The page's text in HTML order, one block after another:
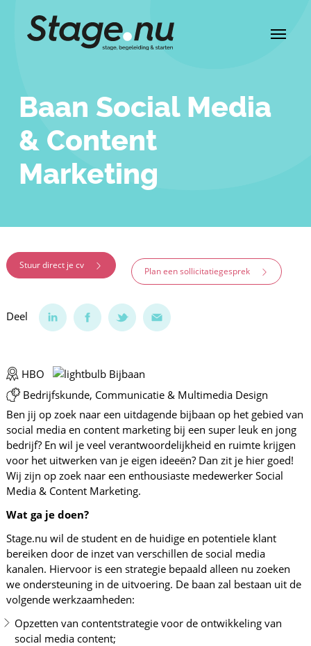
Baan Social Media
& Content
Marketing
Stuur direct je cv
Plan een sollicitatiegesprek
Deel
HBO
Bijbaan
Bedrijfskunde, Communicatie & Multimedia Design
Ben jij op zoek naar een uitdagende bijbaan op het gebied van
social media en content marketing bij een super leuk en jong
bedrijf? En wil je veel verantwoordelijkheid en ruimte krijgen
voor het uitwerken van je eigen ideeën? Dan zit je hier goed!
Wij zijn op zoek naar een enthousiaste medewerker Social
Media & Content Marketing.
Wat ga je doen?
Stage.nu wil de student en de huidige en potentiele klant
bereiken door de inzet van verschillen de social media
kanalen. Hiervoor is een strategie bepaald alleen nu zoeken
we ondersteuning in de uitvoering. De baan zal bestaan uit de
volgende werkzaamheden:
Opzetten van contentstrategie voor de ontwikkeling van
social media content;